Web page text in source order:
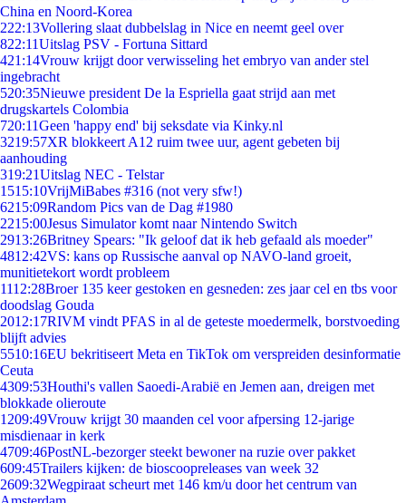
China en Noord-Korea
222:13Vollering slaat dubbelslag in Nice en neemt geel over
822:11Uitslag PSV - Fortuna Sittard
421:14Vrouw krijgt door verwisseling het embryo van ander stel
ingebracht
520:35Nieuwe president De la Espriella gaat strijd aan met
drugskartels Colombia
720:11Geen 'happy end' bij seksdate via Kinky.nl
3219:57XR blokkeert A12 ruim twee uur, agent gebeten bij
aanhouding
319:21Uitslag NEC - Telstar
1515:10VrijMiBabes #316 (not very sfw!)
6215:09Random Pics van de Dag #1980
2215:00Jesus Simulator komt naar Nintendo Switch
2913:26Britney Spears: "Ik geloof dat ik heb gefaald als moeder"
4812:42VS: kans op Russische aanval op NAVO-land groeit,
munitietekort wordt probleem
1112:28Broer 135 keer gestoken en gesneden: zes jaar cel en tbs voor
doodslag Gouda
2012:17RIVM vindt PFAS in al de geteste moedermelk, borstvoeding
blijft advies
5510:16EU bekritiseert Meta en TikTok om verspreiden desinformatie
Ceuta
4309:53Houthi's vallen Saoedi-Arabië en Jemen aan, dreigen met
blokkade olieroute
1209:49Vrouw krijgt 30 maanden cel voor afpersing 12-jarige
misdienaar in kerk
4709:46PostNL-bezorger steekt bewoner na ruzie over pakket
609:45Trailers kijken: de bioscoopreleases van week 32
2609:32Wegpiraat scheurt met 146 km/u door het centrum van